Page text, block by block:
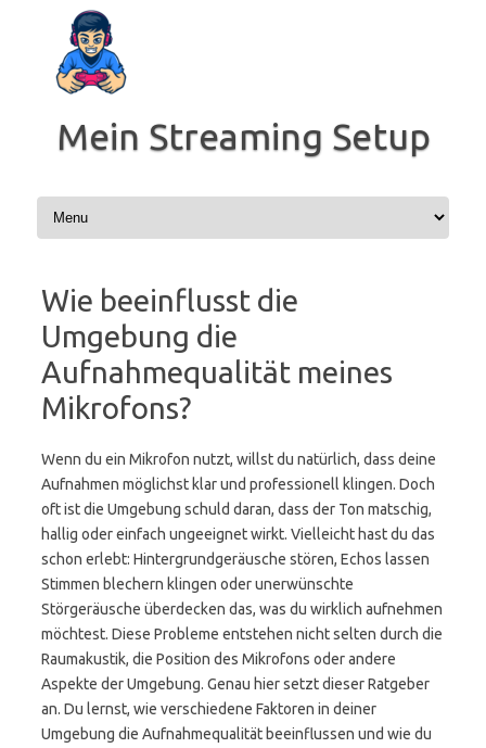
springen
Mein Streaming Setup
Wie beeinflusst die
Umgebung die
Aufnahmequalität meines
Mikrofons?
Wenn du ein Mikrofon nutzt, willst du natürlich, dass deine
Aufnahmen möglichst klar und professionell klingen. Doch
oft ist die Umgebung schuld daran, dass der Ton matschig,
hallig oder einfach ungeeignet wirkt. Vielleicht hast du das
schon erlebt: Hintergrundgeräusche stören, Echos lassen
Stimmen blechern klingen oder unerwünschte
Störgeräusche überdecken das, was du wirklich aufnehmen
möchtest. Diese Probleme entstehen nicht selten durch die
Raumakustik, die Position des Mikrofons oder andere
Aspekte der Umgebung. Genau hier setzt dieser Ratgeber
an. Du lernst, wie verschiedene Faktoren in deiner
Umgebung die Aufnahmequalität beeinflussen und wie du